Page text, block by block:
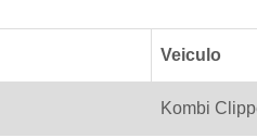
Veiculo
Kombi